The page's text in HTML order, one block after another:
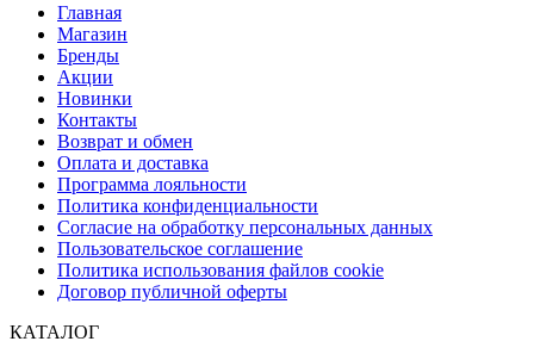
Главная
Магазин
Бренды
Акции
Новинки
Контакты
Возврат и обмен
Оплата и доставка
Программа лояльности
Политика конфиденциальности
Согласие на обработку персональных данных
Пользовательское соглашение
Политика использования файлов cookie
Договор публичной оферты
КАТАЛОГ